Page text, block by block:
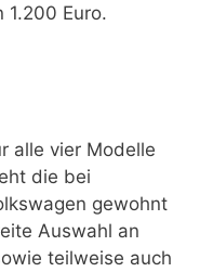
Euro.
alle vier Modelle
die bei
gewohnt
Auswahl an
teilweise auch